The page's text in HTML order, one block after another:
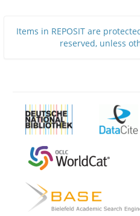
Items in REPOSIT are
reserved, unless